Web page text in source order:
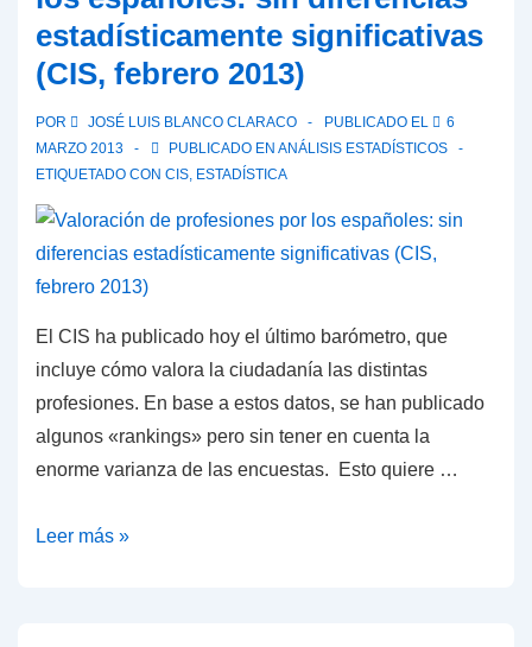
predicciones…
o
periodistas
al
leerlas?
estadísticamente significativas
(CIS, febrero 2013)
POR JOSÉ LUIS BLANCO CLARACO PUBLICADO EL
6
MARZO 2013
PUBLICADO EN ANÁLISIS ESTADÍSTICOS
ETIQUETADO CON CIS, ESTADÍSTICA
El CIS ha publicado hoy el último barómetro, que
incluye cómo valora la ciudadanía las distintas
profesiones. En base a estos datos, se han publicado
algunos «rankings» pero sin tener en cuenta la
enorme varianza de las encuestas. Esto quiere …
Valoración
Leer más »